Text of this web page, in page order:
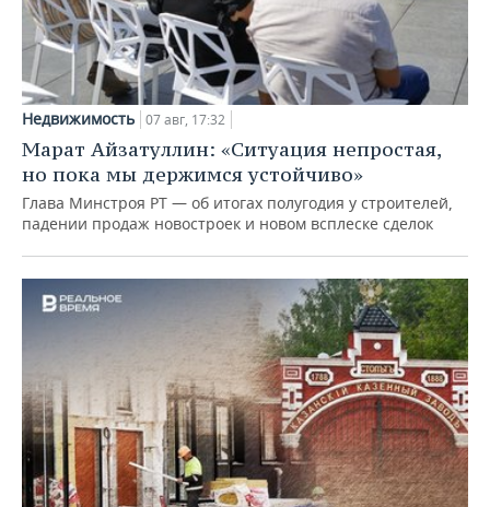
Недвижимость 07 авг, 17:32
Марат Айзатуллин: «Ситуация непростая,
но пока мы держимся устойчиво»
Глава Минстроя РТ — об итогах полугодия у строителей,
падении продаж новостроек и новом всплеске сделок